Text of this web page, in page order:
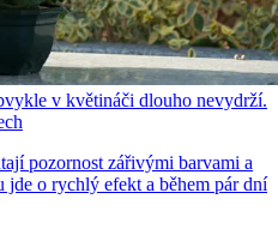
v květináči dlouho nevydrží.
pozornost zářivými barvami a
jde o rychlý efekt a během pár dní